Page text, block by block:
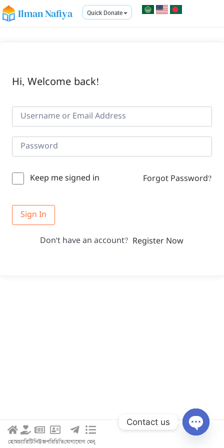
Ilman Nafiya Quick Donate
Hi, Welcome back!
Keep me signed in Forgot Password?
Sign In
Don't have an account? Register Now
হোমচ্যারিটিনিউজপরিচিতিযোগাযোগ মেনু
Contact us